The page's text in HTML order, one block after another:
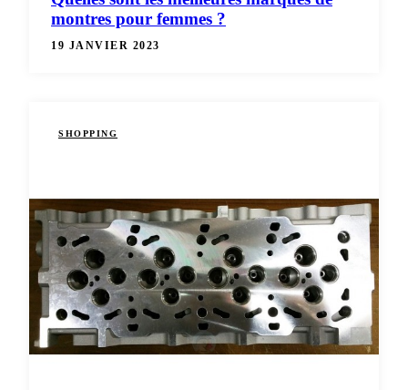
montres pour femmes ?
19 JANVIER 2023
SHOPPING